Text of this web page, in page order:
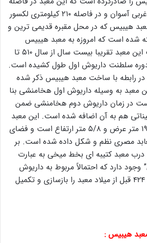
۲۲۰ کیلومتری جنوب غربی آسوان و در فاصله ۲۱۰ کیلومتری لکسور
هیبیس که در محل مقبره قدیمی ترین و
شده است که امروزه به معبد هیبیس
معروف است. ساخت این معبد تقریبا بیست سال از سال ۵۱۰ تا
در دوره سلطنت داریوش اول طول کشیده است.
رابطه با ساخت معبد هیبیس ذکر شده
به وسیله داریوش اول هخامنشی بنا
در زمان داریوش دوم هخامنشی ضمن
هم به آن اضافه شده است. این معبد
دارای ۴۴ متر طول و ۱۹ متر عرض و ۵/۸ متر ارتفاع است و فضای
مصری نظم و شکل داده شده است. بر
معبد کتیبه ای بخط میخی به عبارت
دارد که احتمالاً مربوط به داریوش
دوم است که در سال ۴۲۴ قبل از میلاد معبد را بازسازی و تکمیل
هیبیس :